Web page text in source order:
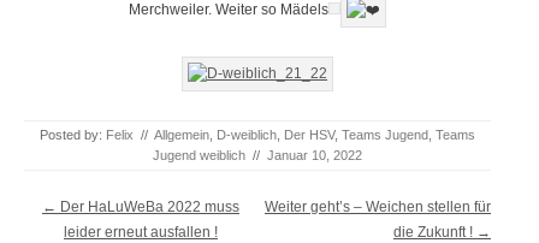
Merchweiler. Weiter so Mädels
Posted by: Felix // Allgemein D-weiblich Der HSV, Teams Jugend Teams
Jugend weiblich // Januar 10, 2022
Post navigation
← Der HaLuWeBa 2022 muss
leider erneut ausfallen !
Weiter geht’s – Weichen stellen für
die Zukunft ! →